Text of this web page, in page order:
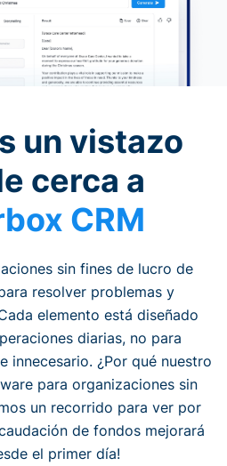
un vistazo
cerca a
CRM
sin fines de lucro de
resolver problemas y
elemento está diseñado
diarias, no para
innecesario. ¿Por qué nuestro
para organizaciones sin
un recorrido para ver por
de fondos mejorará
el primer día!